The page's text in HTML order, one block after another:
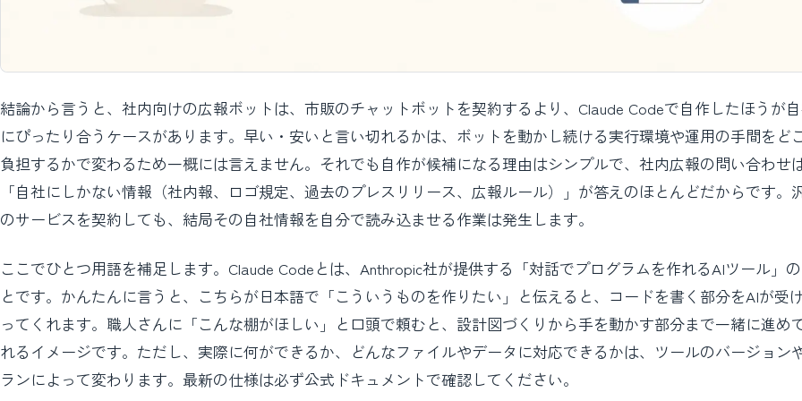
結論から言うと、社内向けの広報ボットは、市販のチャットボットを契約するより、Claude Codeで自作したほうが
にぴったり合うケースがあります。早い・安いと言い切れるかは、ボットを動かし続ける実行環境や運用の手間をど
負担するかで変わるため一概には言えません。それでも自作が候補になる理由はシンプルで、社内広報の問い合わせ
「自社にしかない情報（社内報、ロゴ規定、過去のプレスリリース、広報ルール）」が答えのほとんどだからです。
のサービスを契約しても、結局その自社情報を自分で読み込ませる作業は発生します。
ここでひとつ用語を補足します。Claude Codeとは、Anthropic社が提供する「対話でプログラムを作れるAIツール」
とです。かんたんに言うと、こちらが日本語で「こういうものを作りたい」と伝えると、コードを書く部分をAIが受
ってくれます。職人さんに「こんな棚がほしい」と口頭で頼むと、設計図づくりから手を動かす部分まで一緒に進め
れるイメージです。ただし、実際に何ができるか、どんなファイルやデータに対応できるかは、ツールのバージョン
ランによって変わります。最新の仕様は必ず公式ドキュメントで確認してください。